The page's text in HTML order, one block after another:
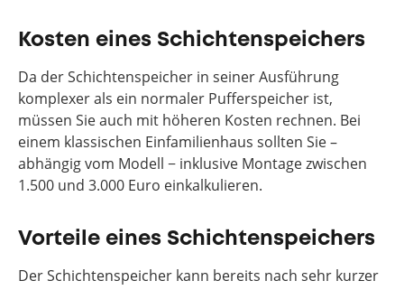
Kosten eines Schichtenspeichers
Da der Schichtenspeicher in seiner Ausführung
komplexer als ein normaler Pufferspeicher ist,
müssen Sie auch mit höheren Kosten rechnen. Bei
einem klassischen Einfamilienhaus sollten Sie –
abhängig vom Modell − inklusive Montage zwischen
1.500 und 3.000 Euro einkalkulieren.
Vorteile eines Schichtenspeichers
Der Schichtenspeicher kann bereits nach sehr kurzer